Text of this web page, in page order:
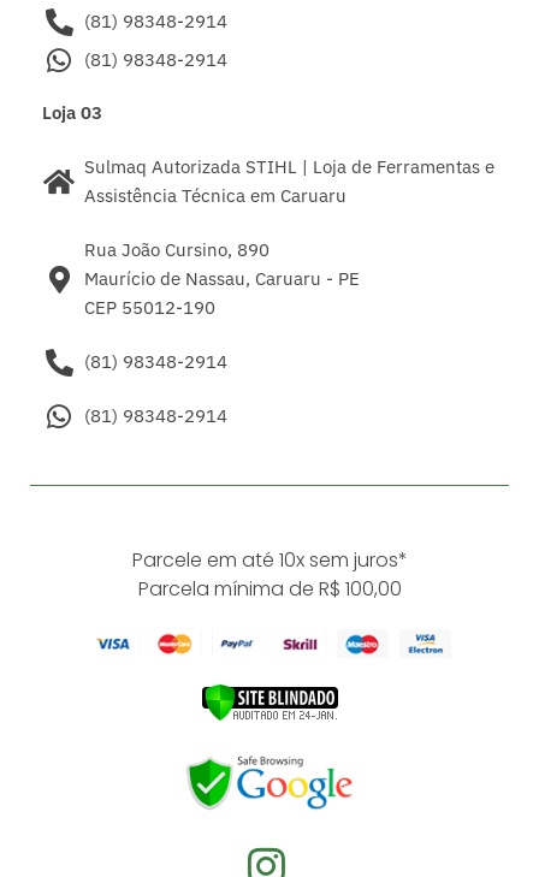
(81) 98348-2914
(81) 98348-2914
Loja 03
Sulmaq Autorizada STIHL | Loja de Ferramentas e
Assistência Técnica em Caruaru
Rua João Cursino, 890
Maurício de Nassau, Caruaru - PE
CEP 55012-190
(81) 98348-2914
(81) 98348-2914
Parcele em até 10x sem juros*
Parcela mínima de R$ 100,00